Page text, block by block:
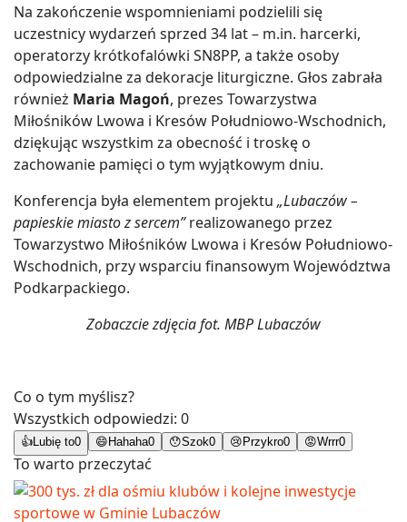
Na zakończenie wspomnieniami podzielili się
uczestnicy wydarzeń sprzed 34 lat – m.in. harcerki,
operatorzy krótkofalówki SN8PP, a także osoby
odpowiedzialne za dekoracje liturgiczne. Głos zabrała
również Maria Magoń, prezes Towarzystwa
Miłośników Lwowa i Kresów Południowo-Wschodnich,
dziękując wszystkim za obecność i troskę o
zachowanie pamięci o tym wyjątkowym dniu.
Konferencja była elementem projektu „Lubaczów –
papieskie miasto z sercem”realizowanego przez
Towarzystwo Miłośników Lwowa i Kresów Południowo-
Wschodnich, przy wsparciu finansowym Województwa
Podkarpackiego.
Zobaczcie zdjęcia fot. MBP Lubaczów
Co o tym myślisz?
Wszystkich odpowiedzi: 0
👍 Lubię to0 😄 Hahaha0 😯Szok0 😢 Przykro0 😡Wrrr0
To warto przeczytać